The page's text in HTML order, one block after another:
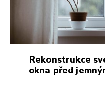
Rekonstrukce
okna před